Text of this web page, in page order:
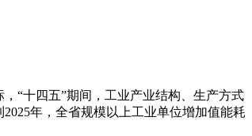
“十四五”期间，工业产业结构、生产方式
年，全省规模以上工业单位增加值能耗